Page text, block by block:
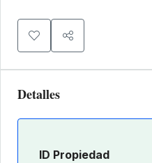
Detalles
ID Propiedad